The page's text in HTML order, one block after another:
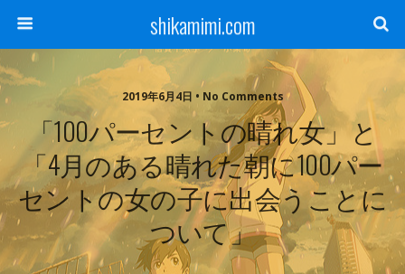
shikamimi.com
2019年6月4日 • No Comments
「100パーセントの晴れ女」と
「4月のある晴れた朝に100パー
セントの女の子に出会うことに
ついて」